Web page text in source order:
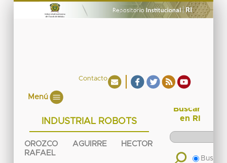
Contacto
Menú
INDUSTRIAL ROBOTS
OROZCO AGUIRRE HECTOR
RAFAEL
Buscar
en RI
Buscar